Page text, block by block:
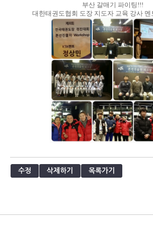
부산 갈매기 파이팅!!!
대한태권도협회 도장 지도자 교육 강사 멘
수정 삭제하기 목록가기